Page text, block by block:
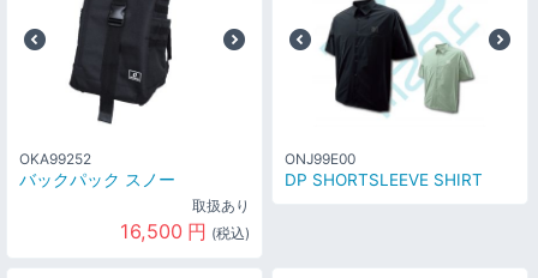
OKA99252
バックパック スノー
取扱あり
16,500 円 (税込)
ONJ99E00
DP SHORTSLEEVE SHIRT